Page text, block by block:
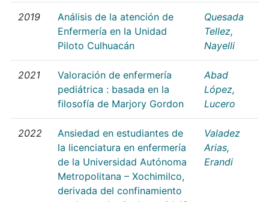
2019
Análisis de la atención de
Enfermería en la Unidad
Piloto Culhuacán
Quesada
Tellez,
Nayelli
2021
Valoración de enfermería
pediátrica : basada en la
filosofía de Marjory Gordon
Abad
López,
Lucero
2022
Ansiedad en estudiantes de
la licenciatura en enfermería
de la Universidad Autónoma
Metropolitana – Xochimilco,
derivada del confinamiento
Valadez
Arias,
Erandi